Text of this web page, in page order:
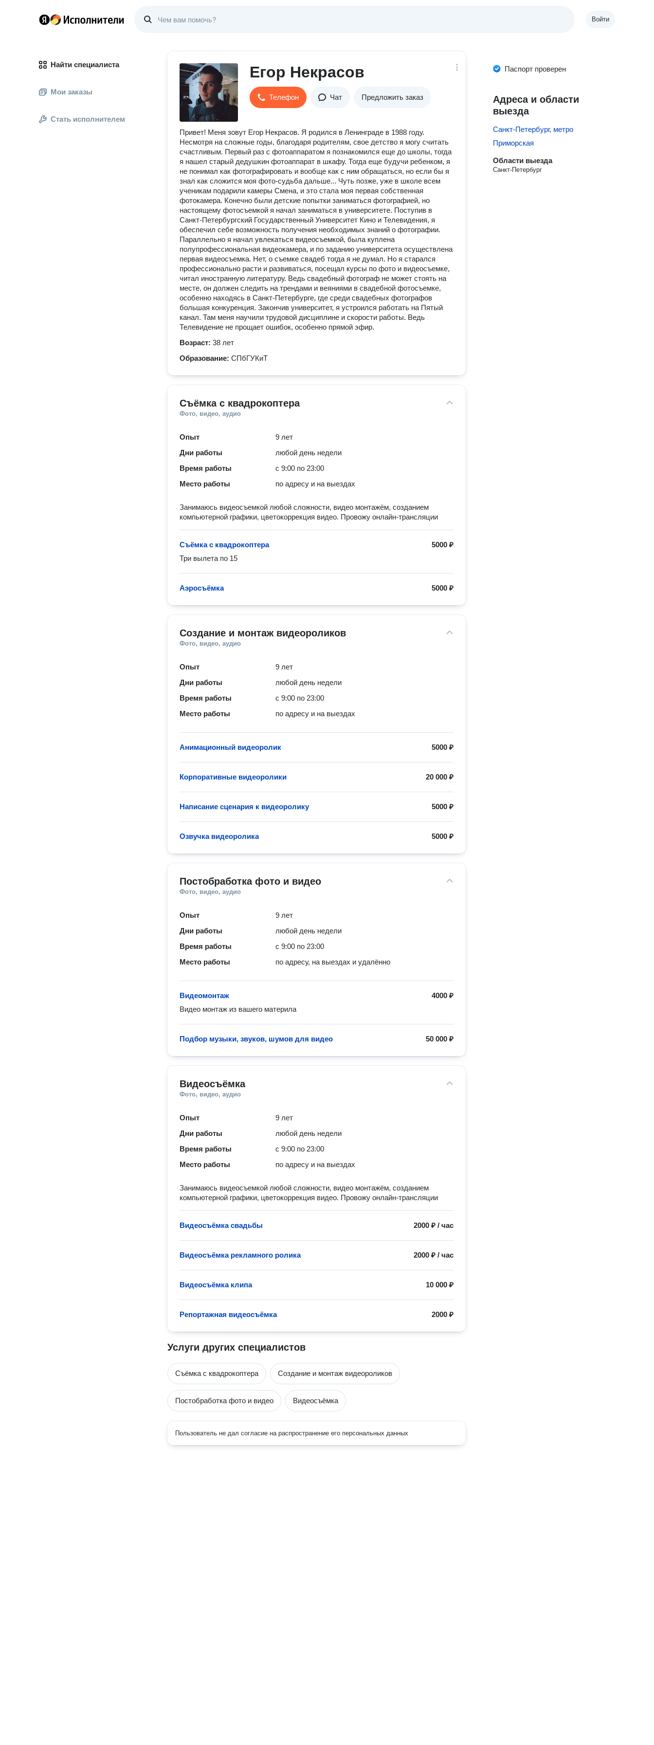
Войти
Найти специалиста
Мои заказы
Стать исполнителем
Егор Некрасов
Телефон Чат Предложить заказ
Привет! Меня зовут Егор Некрасов. Я родился в Ленинграде в 1988 году.
Несмотря на сложные годы, благодаря родителям, свое детство я могу считать
счастливым. Первый раз с фотоаппаратом я познакомился еще до школы, тогда
я нашел старый дедушкин фотоаппарат в шкафу. Тогда еще будучи ребенком, я
не понимал как фотографировать и вообще как с ним обращаться, но если бы я
знал как сложится моя фото-судьба дальше... Чуть позже, уже в школе всем
ученикам подарили камеры Смена, и это стала моя первая собственная
фотокамера. Конечно были детские попытки заниматься фотографией, но
настоящему фотосъемкой я начал заниматься в университете. Поступив в
Санкт-Петербургский Государственный Университет Кино и Телевидения, я
обеспечил себе возможность получения необходимых знаний о фотографии.
Параллельно я начал увлекаться видеосъемкой, была куплена
полупрофессиональная видеокамера, и по заданию университета осуществлена
первая видеосъемка. Нет, о съемке свадеб тогда я не думал. Но я старался
профессионально расти и развиваться, посещал курсы по фото и видеосъемке,
читал иностранную литературу. Ведь свадебный фотограф не может стоять на
месте, он должен следить на трендами и веяниями в свадебной фотосъемке,
особенно находясь в Санкт-Петербурге, где среди свадебных фотографов
большая конкуренция. Закончив университет, я устроился работать на Пятый
канал. Там меня научили трудовой дисциплине и скорости работы. Ведь
Телевидение не прощает ошибок, особенно прямой эфир.
Возраст: 38 лет
Образование: СПбГУКиТ
Cъёмка с квадрокоптера
Фото, видео, аудио
Опыт
9 лет
Дни работы
любой день недели
Время работы
с 9:00 по 23:00
Место работы
по адресу и на выездах
Занимаюсь видеосъемкой любой сложности, видео монтажём, созданием
компьютерной графики, цветокоррекция видео. Провожу онлайн-трансляции
5000 ₽
Съёмка с квадрокоптера
Три вылета по 15
5000 ₽
Аэросъёмка
Создание и монтаж видеороликов
Фото, видео, аудио
Опыт
9 лет
Дни работы
любой день недели
Время работы
с 9:00 по 23:00
Место работы
по адресу и на выездах
5000 ₽
Анимационный видеоролик
20 000 ₽
Корпоративные видеоролики
5000 ₽
Написание сценария к видеоролику
5000 ₽
Озвучка видеоролика
Постобработка фото и видео
Фото, видео, аудио
Опыт
9 лет
Дни работы
любой день недели
Время работы
с 9:00 по 23:00
Место работы
по адресу, на выездах и удалённо
4000 ₽
Видеомонтаж
Видео монтаж из вашего материла
50 000 ₽
Подбор музыки, звуков, шумов для видео
Видеосъёмка
Фото, видео, аудио
Опыт
9 лет
Дни работы
любой день недели
Время работы
с 9:00 по 23:00
Место работы
по адресу и на выездах
Занимаюсь видеосъемкой любой сложности, видео монтажём, созданием
компьютерной графики, цветокоррекция видео. Провожу онлайн-трансляции
2000 ₽ /час
Видеосъёмка свадьбы
2000 ₽ /час
Видеосъёмка рекламного ролика
10 000 ₽
Видеосъёмка клипа
2000 ₽
Репортажная видеосъёмка
Услуги других специалистов
Cъёмка с квадрокоптера Создание и монтаж видеороликов
Постобработка фото и видео Видеосъёмка
Пользователь не дал согласие на распространение его персональных данных
Паспорт проверен
Адреса и области
выезда
Санкт-Петербург, метро
Приморская
Области выезда
Санкт-Петербург